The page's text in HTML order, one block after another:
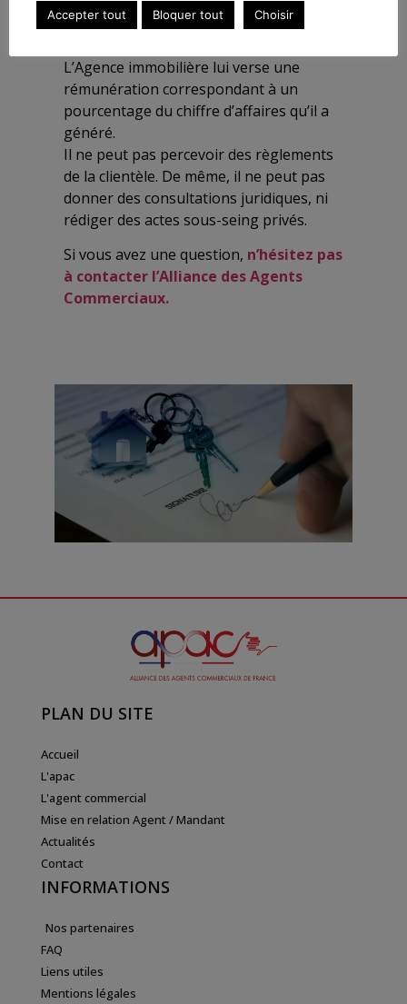
L’Agent supporte les frais, charges
L’Agence immobilière lui verse une
rémunération correspondant à un
pourcentage du chiffre d’affaires qu’il a
généré.
Il ne peut pas percevoir des règlements
de la clientèle. De même, il ne peut pas
donner des consultations juridiques, ni
rédiger des actes sous-seing privés.
Si vous avez une question, n’hésitez pas
à contacter l’Alliance des Agents
Commerciaux.
PLAN DU SITE
Accueil
L'apac
L'agent commercial
Mise en relation Agent / Mandant
Actualités
Contact
INFORMATIONS
Nos partenaires
FAQ
Liens utiles
Mentions légales
Accepter tout Bloquer tout Choisir